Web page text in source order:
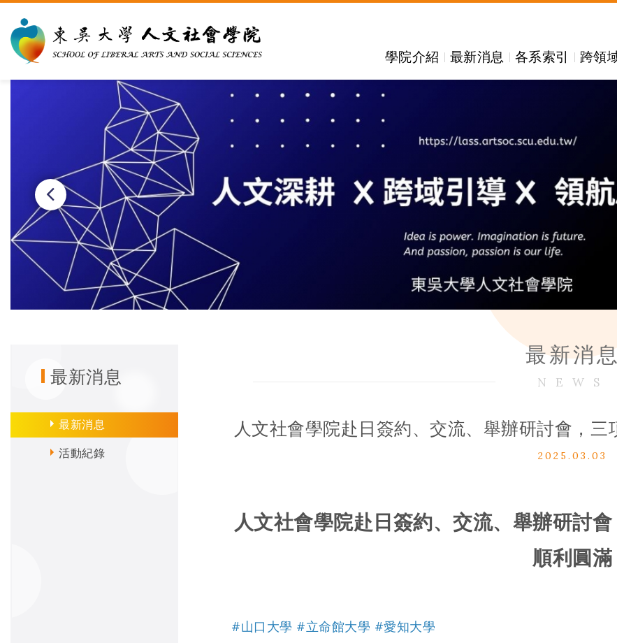
學院介紹 最新消息 各系索引 跨領
最新消息
最新消息
活動紀錄
最新消
NEWS
人文社會學院赴日簽約、交流、舉辦研討會，
2025.03.03
人文社會學院赴日簽約、交流、舉辦研討
順利圓滿
#山口大學 #立命館大學 #愛知大學